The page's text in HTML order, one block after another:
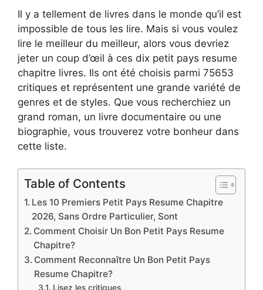
Il y a tellement de livres dans le monde qu’il est
impossible de tous les lire. Mais si vous voulez
lire le meilleur du meilleur, alors vous devriez
jeter un coup d’œil à ces dix petit pays resume
chapitre livres. Ils ont été choisis parmi 75653
critiques et représentent une grande variété de
genres et de styles. Que vous recherchiez un
grand roman, un livre documentaire ou une
biographie, vous trouverez votre bonheur dans
cette liste.
Table of Contents
Les 10 Premiers Petit Pays Resume Chapitre
2026, Sans Ordre Particulier, Sont
Comment Choisir Un Bon Petit Pays Resume
Chapitre?
Comment Reconnaître Un Bon Petit Pays
Resume Chapitre?
Lisez les critiques